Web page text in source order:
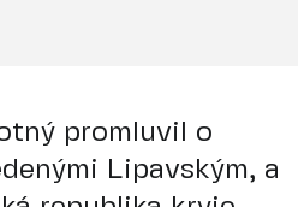
promluvil o
Lipavským, a